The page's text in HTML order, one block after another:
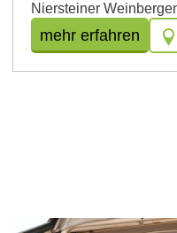
Niersteiner
mehr erfahren